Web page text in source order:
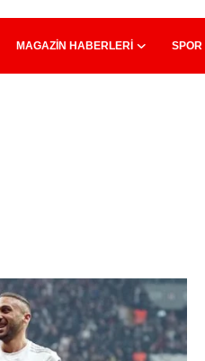
MAGAZIN HABERLERI SPOR